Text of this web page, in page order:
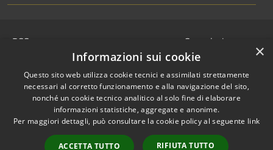
RSS
Privacy
Cookie
Mappa del sito
Segnalazione
disservizio
Whistleblowing
Dichiarazione di
accessibilità
© 2024 • Comune di
Serravalle Pistoiese •
×
Informazioni sui cookie
Questo sito web utilizza cookie tecnici e assimilati strettamente
necessari al corretto funzionamento e alla navigazione del sito,
nonché un cookie tecnico analitico al solo fine di elaborare
informazioni statistiche, aggregate e anonime.
Per maggiori dettagli, può consultare la cookie policy al seguente link
ACCETTA TUTTO RIFIUTA TUTTO